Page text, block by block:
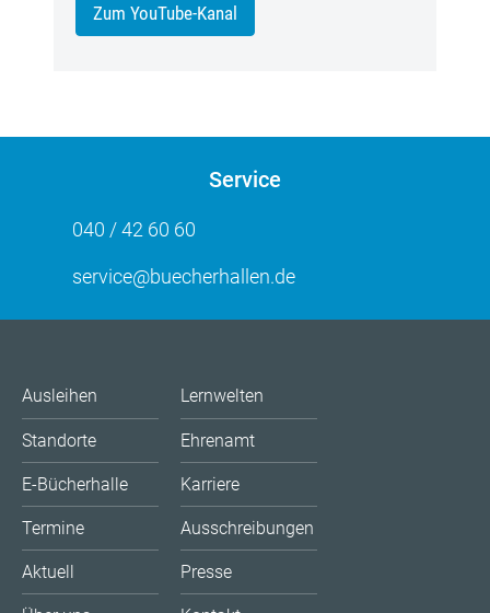
Zum YouTube-Kanal
Service
040 / 42 60 60
service@buecherhallen.de
Ausleihen
Standorte
E-Bücherhalle
Termine
Aktuell
Lernwelten
Ehrenamt
Karriere
Ausschreibungen
Presse